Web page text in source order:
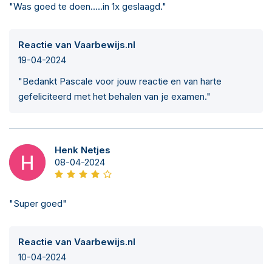
"Was goed te doen.....in 1x geslaagd."
Reactie van Vaarbewijs.nl
19-04-2024
"Bedankt Pascale voor jouw reactie en van harte
gefeliciteerd met het behalen van je examen."
Henk Netjes
08-04-2024
"Super goed"
Reactie van Vaarbewijs.nl
10-04-2024